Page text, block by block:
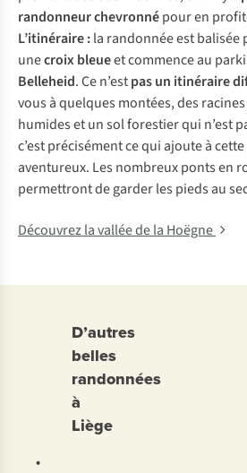
randonneur chevronnépour en
L’itinéraire :la randonnée est balisée
unecroix bleueet commence au
Belleheid. Ce n’estpas un itinéraire
vous à quelques montées, des
humides et un sol forestier qui n’est
c’est précisément ce qui ajoute à
aventureux. Les nombreux ponts en
permettront de garder les pieds au
Découvrez la vallée de la Hoëgne
D’autres
belles
randonnées
à
Liège
•